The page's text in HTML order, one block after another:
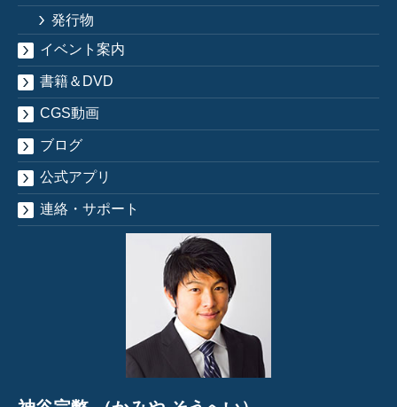
発行物
イベント案内
書籍＆DVD
CGS動画
ブログ
公式アプリ
連絡・サポート